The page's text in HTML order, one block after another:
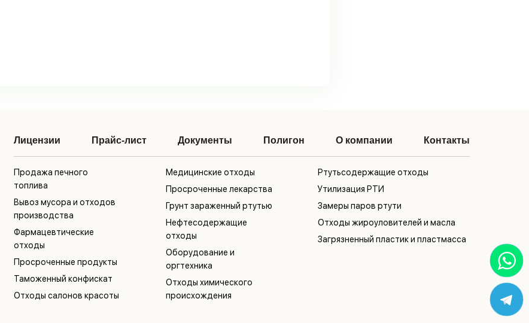
Лицензии Прайс-лист Документы Полигон О компании Контакты
Продажа печного
топлива
Вывоз мусора и отходов
производства
Фармацевтические
отходы
Просроченные продукты
Таможенный конфискат
Отходы салонов красоты
Медицинские отходы
Просроченные лекарства
Грунт зараженный ртутью
Нефтесодержащие
отходы
Оборудование и
оргтехника
Отходы химического
происхождения
Ртутьсодержащие отходы
Утилизация РТИ
Замеры паров ртути
Отходы жироуловителей и масла
Загрязненный пластик и пластмасса